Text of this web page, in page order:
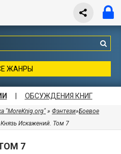
ЖАНРЫ
ОБСУЖДЕНИЯ КНИГ
"MoreKnig.org" » Фэнтези»Боевое
Искажений. Том 7
7